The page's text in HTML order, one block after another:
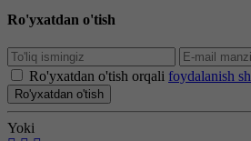
Ro'yxatdan o'tish
Ro'yxatdan o'tish orqali foydalanish
Ro'yxatdan o'tish
Yoki